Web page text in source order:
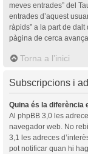
meves entrades” del
entrades d’aquest
ràpids” a la part de
pàgina de cerca
Torna a l’inici
Subscripcions i
Quina és la diferència
Al phpBB 3,0 les
navegador web. No
3,1 les adreces
pot notificar quan hi